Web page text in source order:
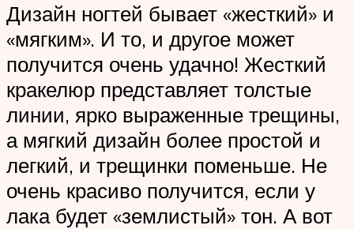
Дизайн ногтей бывает «жесткий» и
«мягким». И то, и другое может
получится очень удачно! Жесткий
кракелюр представляет толстые
линии, ярко выраженные трещины,
а мягкий дизайн более простой и
легкий, и трещинки поменьше. Не
очень красиво получится, если у
лака будет «землистый» тон. А вот